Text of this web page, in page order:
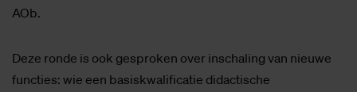
AOb.
Deze ronde is ook gesproken over inschaling van nieuwe
functies: wie een basiskwalificatie didactische